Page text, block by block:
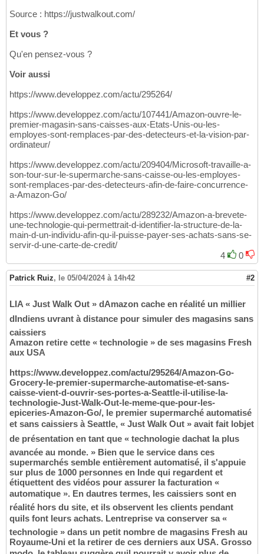
Source : https://justwalkout.com/
Et vous ?
Qu'en pensez-vous ?
Voir aussi
https://www.developpez.com/actu/295264/
https://www.developpez.com/actu/107441/Amazon-ouvre-le-
premier-magasin-sans-caisses-aux-Etats-Unis-ou-les-
employes-sont-remplaces-par-des-detecteurs-et-la-vision-par-
ordinateur/
https://www.developpez.com/actu/209404/Microsoft-travaille-a-
son-tour-sur-le-supermarche-sans-caisse-ou-les-employes-
sont-remplaces-par-des-detecteurs-afin-de-faire-concurrence-
a-Amazon-Go/
https://www.developpez.com/actu/289232/Amazon-a-brevete-
une-technologie-qui-permettrait-d-identifier-la-structure-de-la-
main-d-un-individu-afin-qu-il-puisse-payer-ses-achats-sans-se-
servir-d-une-carte-de-credit/
4
0
Patrick Ruiz, le 05/04/2024 à 14h42 #2
LIA « Just Walk Out » dAmazon cache en réalité un millier
dIndiens uvrant à distance pour simuler des magasins sans
caissiers
Amazon retire cette « technologie » de ses magasins Fresh
aux USA
https://www.developpez.com/actu/295264/Amazon-Go-
Grocery-le-premier-supermarche-automatise-et-sans-
caisse-vient-d-ouvrir-ses-portes-a-Seattle-il-utilise-la-
technologie-Just-Walk-Out-le-meme-que-pour-les-
epiceries-Amazon-Go/, le premier supermarché automatisé
et sans caissiers à Seattle, « Just Walk Out » avait fait lobjet
de présentation en tant que « technologie dachat la plus
avancée au monde. » Bien que le service dans ces
supermarchés semble entièrement automatisé, il s'appuie
sur plus de 1000 personnes en Inde qui regardent et
étiquettent des vidéos pour assurer la facturation «
automatique ». En dautres termes, les caissiers sont en
réalité hors du site, et ils observent les clients pendant
quils font leurs achats. Lentreprise va conserver sa «
technologie » dans un petit nombre de magasins Fresh au
Royaume-Uni et la retirer de ces derniers aux USA. Grosso